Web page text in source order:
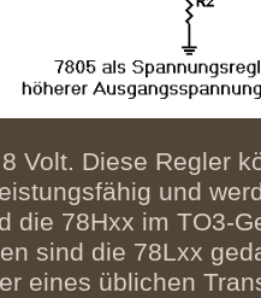
Volt. Diese Regler
und
die 78Hxx im TO3-
sind die 78Lxx
eines üblichen